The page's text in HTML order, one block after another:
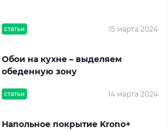
статьи 15 марта 2024
статьи 14 марта 2024
Обои на кухне – выделяем
обеденную зону
Напольное покрытие Krono+